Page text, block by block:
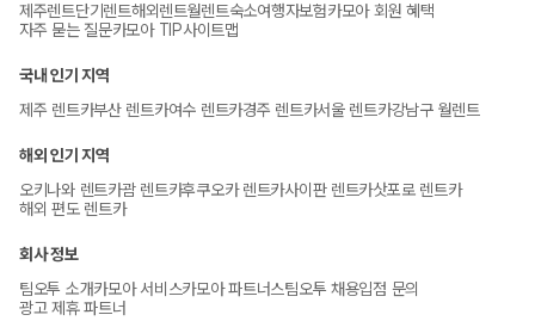
제주렌트단기렌트해외렌트월렌트숙소여행자보험카모아 회원 혜택
자주 묻는 질문카모아 TIP사이트맵
국내 인기 지역
제주 렌트카부산 렌트카여수 렌트카경주 렌트카서울 렌트카강남구 월렌트
해외 인기 지역
오키나와 렌트카괌 렌트카후쿠오카 렌트카사이판 렌트카삿포로 렌트카
해외 편도 렌트카
회사 정보
팀오투 소개카모아 서비스카모아 파트너스팀오투 채용입점 문의
광고 제휴 파트너